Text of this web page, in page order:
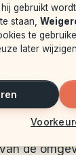
langs
weten over
de
gebruikt
staan,
te
later